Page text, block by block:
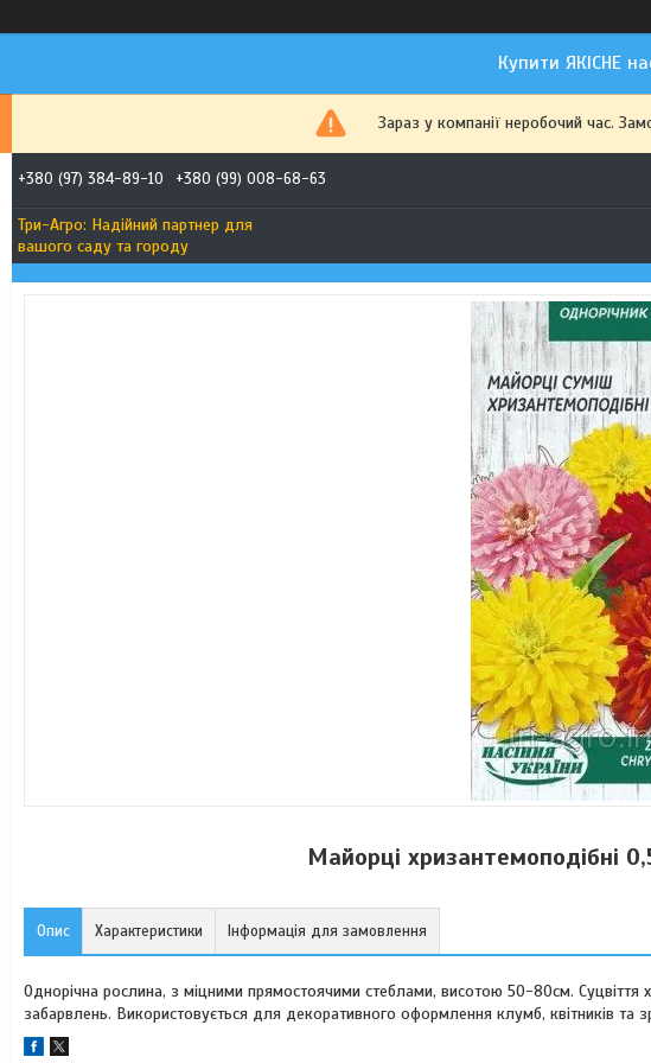
Купити ЯКІСНЕ
Зараз у компанії неробочий час.
+380 (97) 384-89-10 +380 (99) 008-68-63
Три-Агро: Надійний партнер для
вашого саду та городу
Майорці хризантемоподібні
Опис Характеристики Інформація для замовлення
Однорічна рослина, з міцними прямостоячими стеблами, висотою 50-80см. Суцвіття
забарвлень. Використовується для декоративного оформлення клумб, квітників та